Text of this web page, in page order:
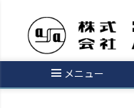
メニュー